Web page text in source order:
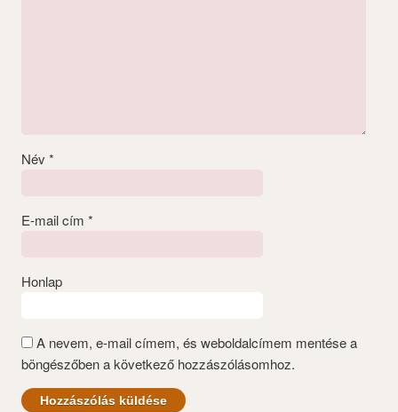
Név *
E-mail cím *
Honlap
A nevem, e-mail címem, és weboldalcímem mentése a
böngészőben a következő hozzászólásomhoz.